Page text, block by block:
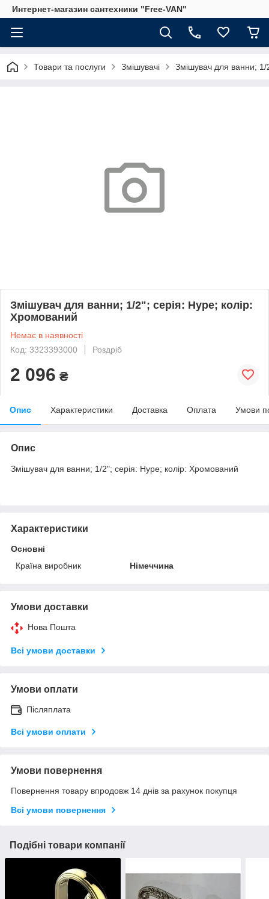
Интернет-магазин сантехники "Free-VAN"
Товари та послуги Змішувачі Змішувач для ванни; 1/
Змішувач для ванни; 1/2"; серія: Hype; колір:
Хромований
Немає в наявності
Код: 3323393000
Роздріб
2 096 ₴
Опис Характеристики Доставка Оплата Умови
Опис
Змішувач для ванни; 1/2"; серія: Hype; колір: Хромований
Характеристики
Основні
Країна виробник
Німеччина
Умови доставки
Нова Пошта
Всі умови доставки
Умови оплати
Післяплата
Всі умови оплати
Умови повернення
Повернення товару впродовж 14 днів за рахунок покупця
Всі умови повернення
Подібні товари компанії